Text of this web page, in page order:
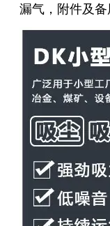
漏气，附件及